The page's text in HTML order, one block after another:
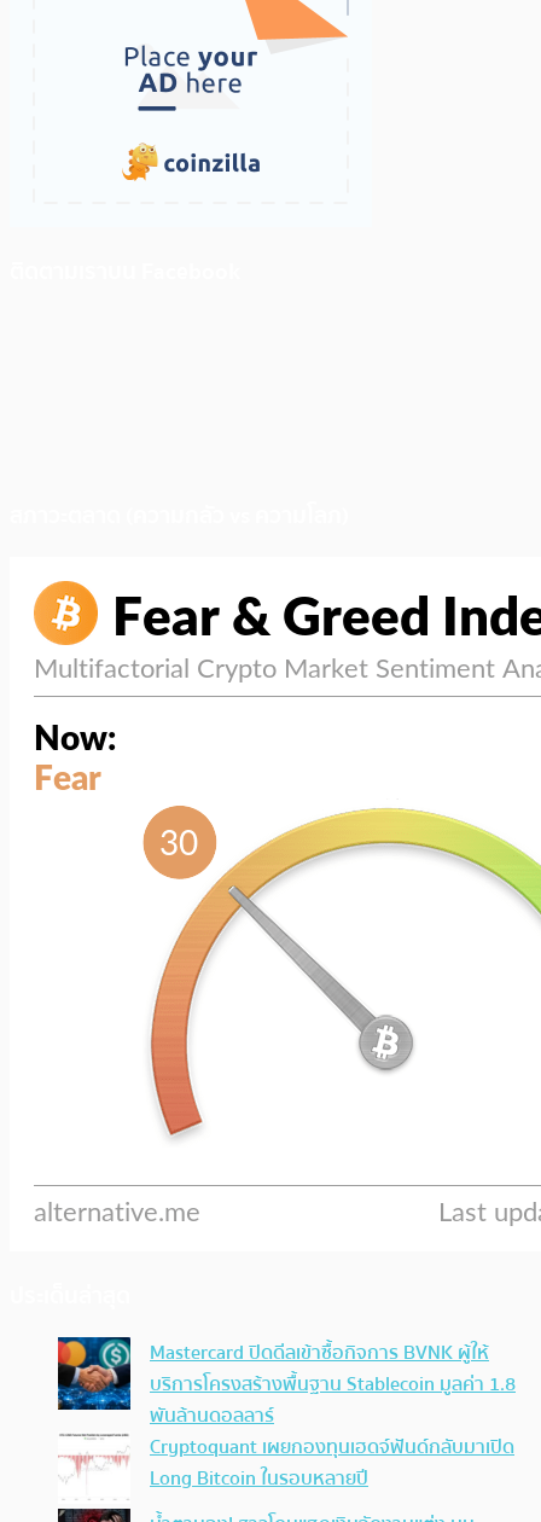
Mastercard ปิดดีลเข้าซื้อกิจการ BVNK ผู้ให้
บริการโครงสร้างพื้นฐาน Stablecoin มูลค่า 1.8
พันล้านดอลลาร์
Cryptoquant เผยกองทุนเฮดจ์ฟันด์กลับมาเปิด
Long Bitcoin ในรอบหลายปี